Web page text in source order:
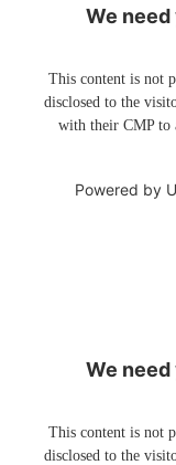
We
This content is not
disclosed to the
with their CMP to
Powered by
We
This content is not
disclosed to the